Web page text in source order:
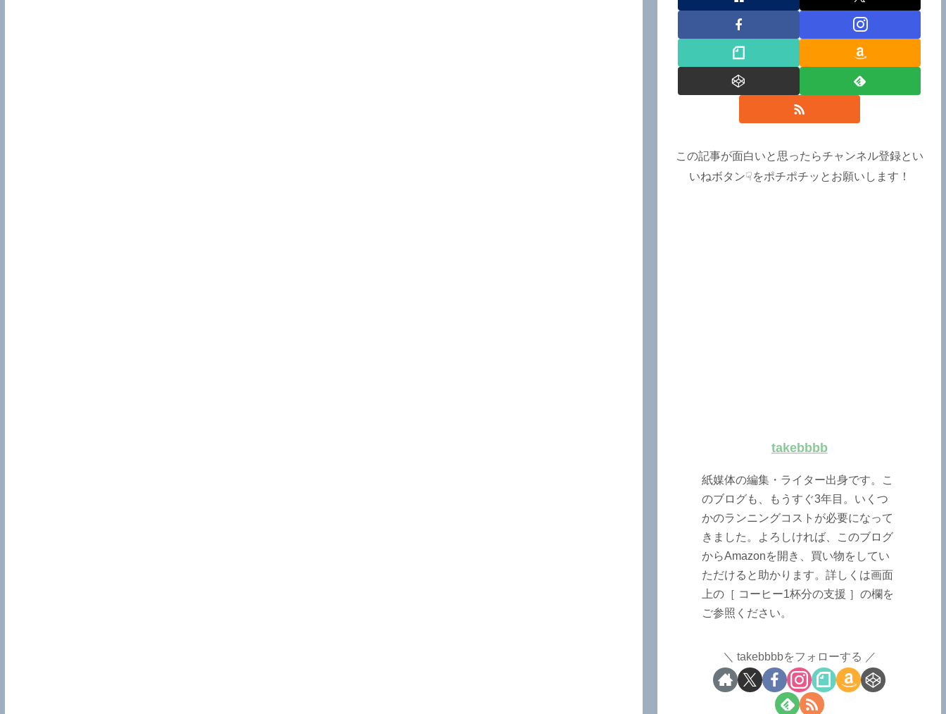
この記事が面白いと思ったらチャンネル登録とい
いねボタン☟をポチポチッとお願いします！
takebbbb
紙媒体の編集・ライター出身です。こ
のブログも、もうすぐ3年目。いくつ
かのランニングコストが必要になって
きました。よろしければ、このブログ
からAmazonを開き、買い物をしてい
ただけると助かります。詳しくは画面
上の［ コーヒー1杯分の支援 ］の欄を
ご参照ください。
takebbbbをフォローする